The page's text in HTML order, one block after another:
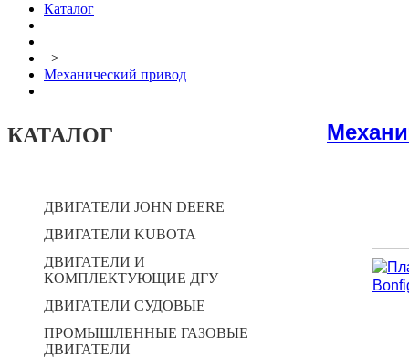
Каталог
>
Механический привод
КАТАЛОГ
ДВИГАТЕЛИ JOHN DEERE
ДВИГАТЕЛИ KUBOTA
ДВИГАТЕЛИ И
КОМПЛЕКТУЮЩИЕ ДГУ
ДВИГАТЕЛИ СУДОВЫЕ
ПРОМЫШЛЕННЫЕ ГАЗОВЫЕ
ДВИГАТЕЛИ